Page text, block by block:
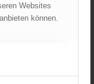
Websites
können.